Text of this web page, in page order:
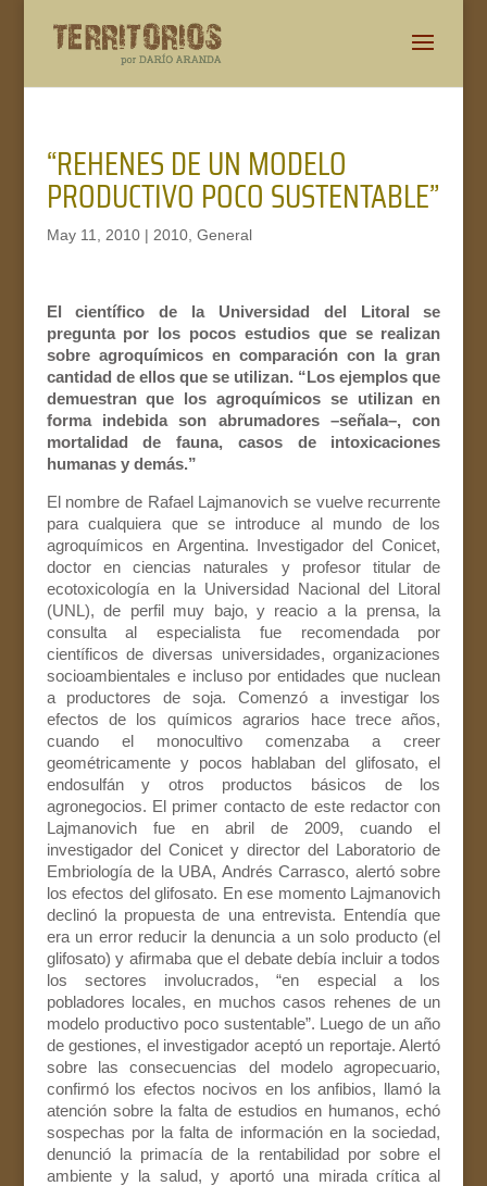
“REHENES DE UN MODELO
PRODUCTIVO POCO SUSTENTABLE”
May 11, 2010| 2010, General
El científico de la Universidad del Litoral se
pregunta por los pocos estudios que se realizan
sobre agroquímicos en comparación con la gran
cantidad de ellos que se utilizan. “Los ejemplos que
demuestran que los agroquímicos se utilizan en
forma indebida son abrumadores –señala–, con
mortalidad de fauna, casos de intoxicaciones
humanas y demás.”
El nombre de Rafael Lajmanovich se vuelve recurrente
para cualquiera que se introduce al mundo de los
agroquímicos en Argentina. Investigador del Conicet,
doctor en ciencias naturales y profesor titular de
ecotoxicología en la Universidad Nacional del Litoral
(UNL), de perfil muy bajo, y reacio a la prensa, la
consulta al especialista fue recomendada por
científicos de diversas universidades, organizaciones
socioambientales e incluso por entidades que nuclean
a productores de soja. Comenzó a investigar los
efectos de los químicos agrarios hace trece años,
cuando el monocultivo comenzaba a creer
geométricamente y pocos hablaban del glifosato, el
endosulfán y otros productos básicos de los
agronegocios. El primer contacto de este redactor con
Lajmanovich fue en abril de 2009, cuando el
investigador del Conicet y director del Laboratorio de
Embriología de la UBA, Andrés Carrasco, alertó sobre
los efectos del glifosato. En ese momento Lajmanovich
declinó la propuesta de una entrevista. Entendía que
era un error reducir la denuncia a un solo producto (el
glifosato) y afirmaba que el debate debía incluir a todos
los sectores involucrados, “en especial a los
pobladores locales, en muchos casos rehenes de un
modelo productivo poco sustentable”. Luego de un año
de gestiones, el investigador aceptó un reportaje. Alertó
sobre las consecuencias del modelo agropecuario,
confirmó los efectos nocivos en los anfibios, llamó la
atención sobre la falta de estudios en humanos, echó
sospechas por la falta de información en la sociedad,
denunció la primacía de la rentabilidad por sobre el
ambiente y la salud, y aportó una mirada crítica al